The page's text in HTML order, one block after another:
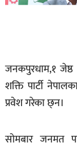
राजनीति
प्रमुख
समाचार
जनकपुरधाम,१ जेष्ठ
शक्ति पार्टी
प्रवेश गरेका छ्न।